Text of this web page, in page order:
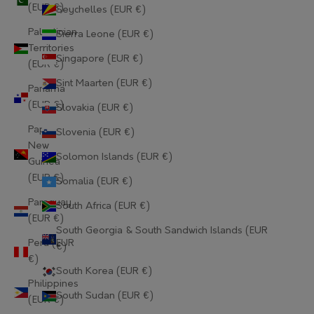
(EUR €)
Palestinian
Territories
(EUR €)
Panama
(EUR €)
Papua
New
Guinea
(EUR €)
Paraguay
(EUR €)
Peru (EUR
€)
Philippines
(EUR €)
Seychelles (EUR €)
Sierra Leone (EUR €)
Singapore (EUR €)
Sint Maarten (EUR €)
Slovakia (EUR €)
Slovenia (EUR €)
Solomon Islands (EUR €)
Somalia (EUR €)
South Africa (EUR €)
South Georgia & South Sandwich Islands (EUR
€)
South Korea (EUR €)
South Sudan (EUR €)
Gabon (EUR €)
Gambia (EUR €)
Georgia (EUR €)
Germany (EUR €)
Gibraltar (EUR €)
Greece (EUR €)
Greenland (EUR €)
Grenada (EUR €)
Guadeloupe (EUR €)
Guatemala (EUR €)